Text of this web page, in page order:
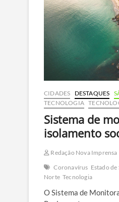
CIDADES DESTAQUES
TECNOLOGIA
Sistema de
isolamento
Redação Nova Imprensa
Coronavírus Estado de
Norte Tecnologia
O Sistema de